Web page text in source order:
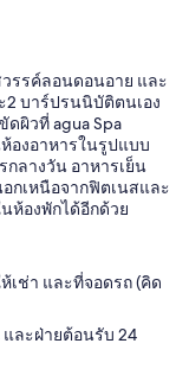
รรค์ลอนดอนอาย และ
2 บาร์ปรนนิบัติตนเอง
ผิวที่ agua Spa
ห้องอาหารในรูปแบบ
ลางวัน อาหารเย็น
กเหนือจากฟิตเนสและ
ห้องพักได้อีกด้วย
เช่า และที่จอดรถ (คิด
ละฝ่ายต้อนรับ 24